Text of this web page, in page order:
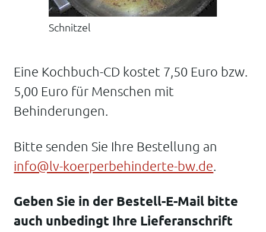
Schnitzel
Eine Kochbuch-CD kostet 7,50 Euro bzw.
5,00 Euro für Menschen mit
Behinderungen.
Bitte senden Sie Ihre Bestellung an
info@lv-koerperbehinderte-bw.de
Geben Sie in der Bestell-E-Mail bitte
auch unbedingt Ihre Lieferanschrift